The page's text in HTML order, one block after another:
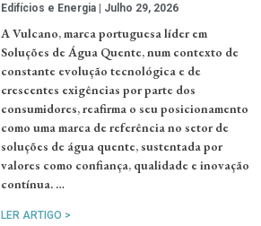
Edifícios e Energia Julho 29, 2026
A Vulcano, marca portuguesa líder em
Soluções de Água Quente, num contexto de
constante evolução tecnológica e de
crescentes exigências por parte dos
consumidores, reafirma o seu posicionamento
como uma marca de referência no setor de
soluções de água quente, sustentada por
valores como confiança, qualidade e inovação
contínua. …
LER ARTIGO >